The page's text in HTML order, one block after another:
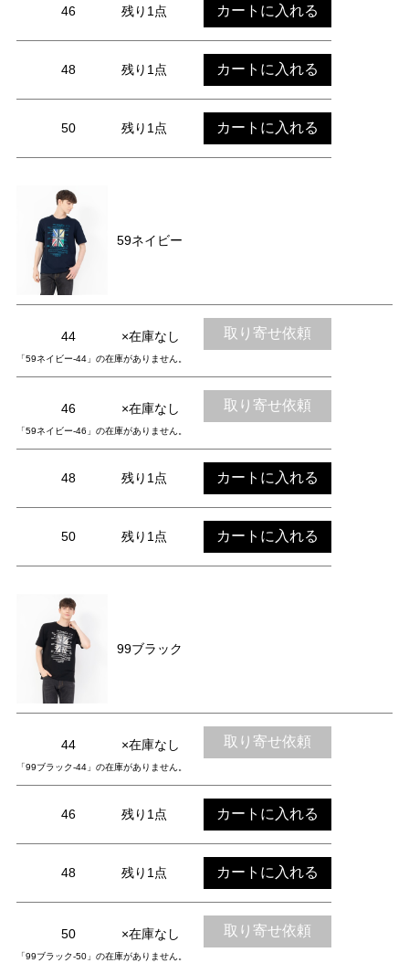
46 残り1点 カートに入れる
48 残り1点 カートに入れる
50 残り1点 カートに入れる
59ネイビー
44 ×在庫なし 取り寄せ依頼
「59ネイビー-44」の在庫がありません。
46 ×在庫なし 取り寄せ依頼
「59ネイビー-46」の在庫がありません。
48 残り1点 カートに入れる
50 残り1点 カートに入れる
99ブラック
44 ×在庫なし 取り寄せ依頼
「99ブラック-44」の在庫がありません。
46 残り1点 カートに入れる
48 残り1点 カートに入れる
50 ×在庫なし 取り寄せ依頼
「99ブラック-50」の在庫がありません。